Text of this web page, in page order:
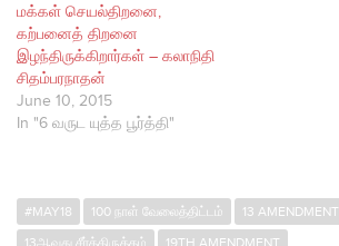
மக்கள் செயல்திறனை,
கற்பனைத் திறனை
இழந்திருக்கிறார்கள் – கலாநிதி
சிதம்பரநாதன்
June 10, 2015
In "6 வருட யுத்த பூர்த்தி"
#MAY18 100 நாள் வேலைத்திட்டம்
13 AMENDMENT
13ஆவது சீர்த்திருத்தம்
19TH AMENDMENT